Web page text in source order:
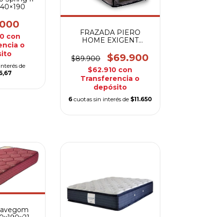
con
o
de
FRAZADA PIERO
HOME EXIGENT
$89.900
$69.900
$62.910 con
Transferencia o
depósito
6 cuotas sin interés de $11.650